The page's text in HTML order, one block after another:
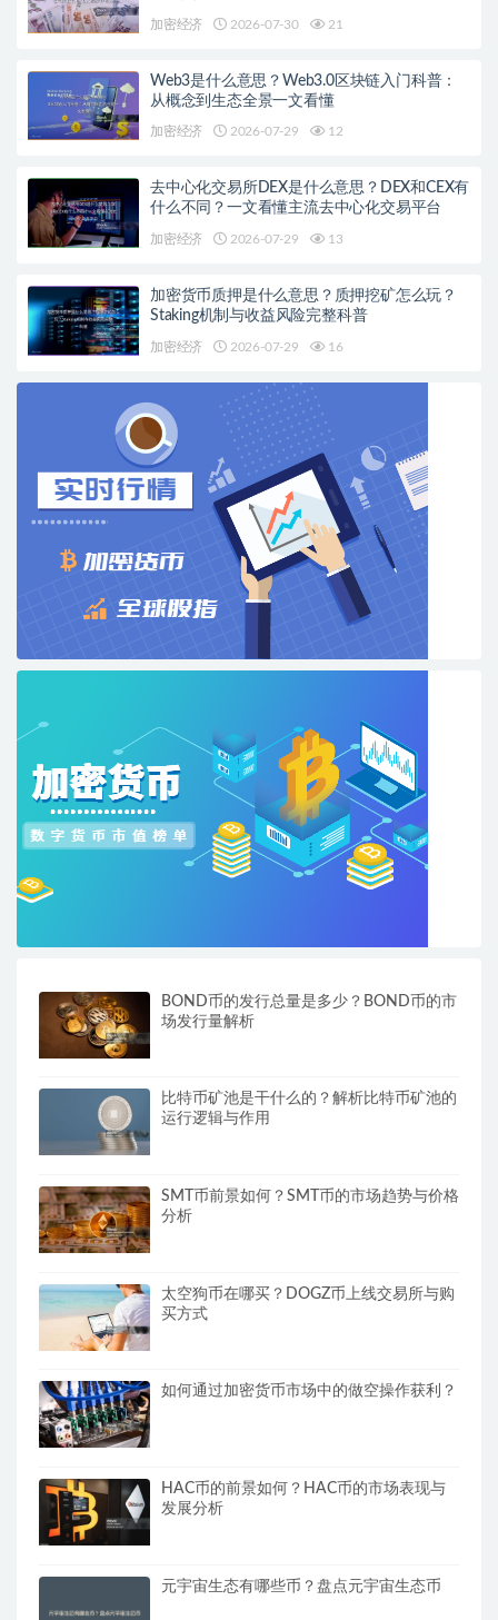
加密经济 2026-07-30 21
Web3是什么意思？Web3.0区块链入门科普：
从概念到生态全景一文看懂
加密经济 2026-07-29 12
去中心化交易所DEX是什么意思？DEX和CEX有
什么不同？一文看懂主流去中心化交易平台
加密经济 2026-07-29 13
加密货币质押是什么意思？质押挖矿怎么玩？
Staking机制与收益风险完整科普
加密经济 2026-07-29 16
BOND币的发行总量是多少？BOND币的市
场发行量解析
比特币矿池是干什么的？解析比特币矿池的
运行逻辑与作用
SMT币前景如何？SMT币的市场趋势与价格
分析
太空狗币在哪买？DOGZ币上线交易所与购
买方式
如何通过加密货币市场中的做空操作获利？
HAC币的前景如何？HAC币的市场表现与
发展分析
元宇宙生态有哪些币？盘点元宇宙生态币